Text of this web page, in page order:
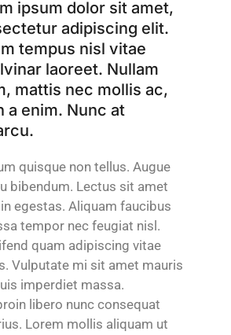
ipsum dolor sit amet,
adipiscing elit.
tempus nisl vitae
laoreet. Nullam
mattis nec mollis ac,
a enim. Nunc at
quisque non tellus. Augue
bibendum. Lectus sit amet
egestas. Aliquam faucibus
tempor nec feugiat nisl.
quam adipiscing vitae
Vulputate mi sit amet mauris
imperdiet massa.
libero nunc consequat
Lorem mollis aliquam ut